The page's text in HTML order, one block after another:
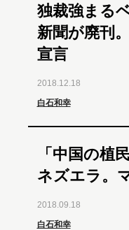
独裁強まる
新聞が廃刊
宣言
2018.12.18
白石和幸
「中国の植
ネズエラ。
2018.09.18
白石和幸